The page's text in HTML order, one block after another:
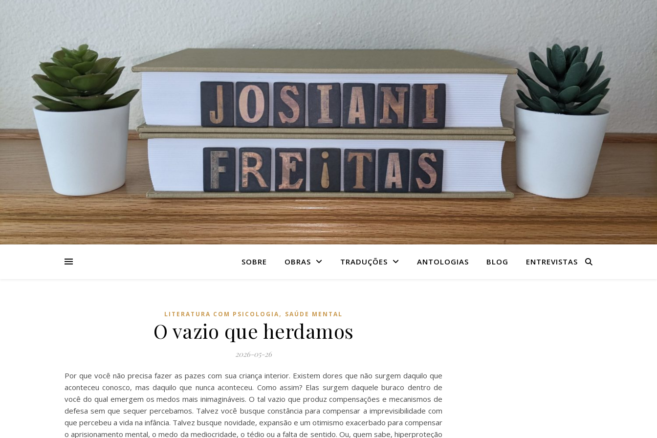
SOBRE OBRAS TRADUÇÕES ANTOLOGIAS BLOG ENTREVISTAS
LITERATURA COM PSICOLOGIA, SAÚDE MENTAL
O vazio que herdamos
2026-05-26
Por que você não precisa fazer as pazes com sua criança interior. Existem dores que não surgem daquilo que
aconteceu conosco, mas daquilo que nunca aconteceu. Como assim? Elas surgem daquele buraco dentro de
você do qual emergem os medos mais inimagináveis. O tal vazio que produz compensações e mecanismos de
defesa sem que sequer percebamos. Talvez você busque constância para compensar a imprevisibilidade com
que percebeu a vida na infância. Talvez busque novidade, expansão e um otimismo exacerbado para compensar
o aprisionamento mental, o medo da mediocridade, o tédio ou a falta de sentido. Ou, quem sabe, hiperproteção